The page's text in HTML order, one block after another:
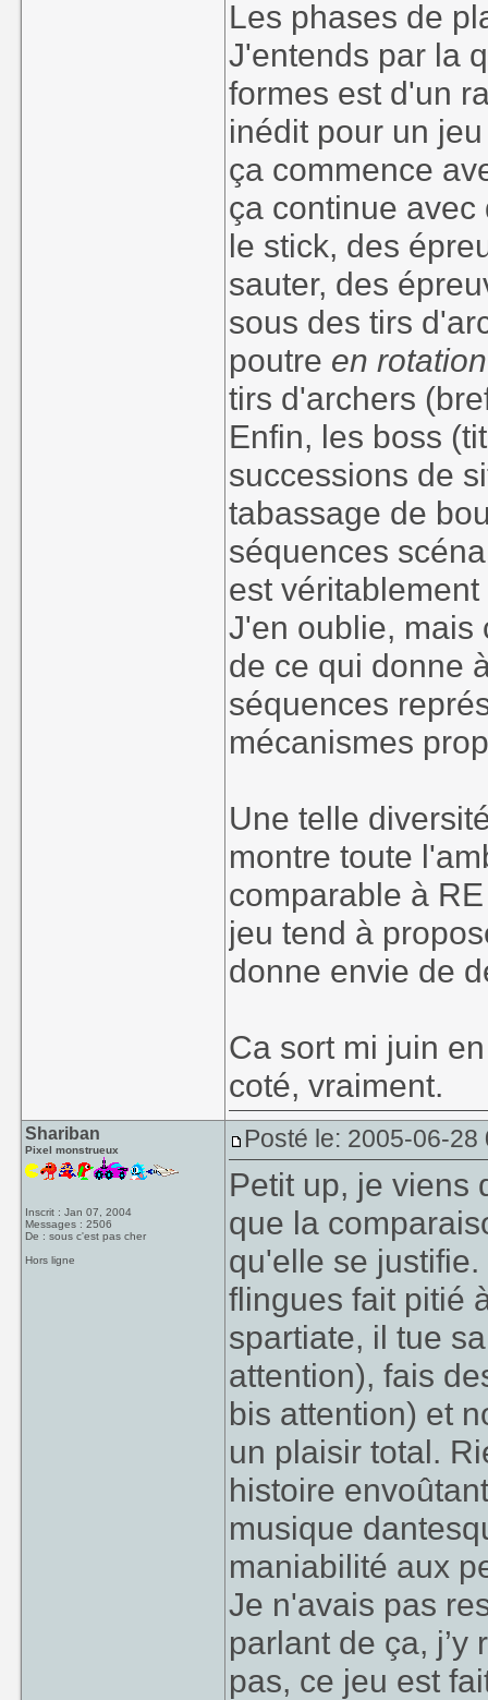
Les phases de
J'entends par la
formes est d'un
inédit pour un
ça commence
ça continue
le stick, des
sauter, des
sous des tirs
poutre en rotation
tirs d'archers
Enfin, les boss
successions de
tabassage de
séquences
est
J'en oublie, mais
de ce qui donne
séquences
mécanismes
Une telle
montre toute
comparable à
jeu tend à
donne envie de
Ca sort mi juin
coté, vraiment.
Shariban
Pixel monstrueux
Inscrit : Jan 07, 2004
Messages : 2506
De : sous c'est pas cher
Hors ligne
Posté le: 2005-06-28
Petit up, je viens
que la
qu'elle se
flingues fait pitié
spartiate, il tue
attention), fais
bis attention) et
un plaisir total.
histoire
musique
maniabilité aux
Je n'avais pas
parlant de ça, j’y
pas, ce jeu est